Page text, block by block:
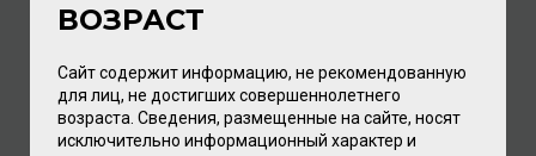
ВОЗРАСТ
Сайт содержит информацию, не рекомендованную
для лиц, не достигших совершеннолетнего
возраста. Сведения, размещенные на сайте, носят
исключительно информационный характер и